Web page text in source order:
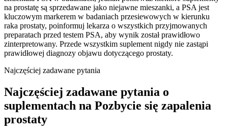
na prostatę są sprzedawane jako niejawne mieszanki, a PSA jest
kluczowym markerem w badaniach przesiewowych w kierunku
raka prostaty, poinformuj lekarza o wszystkich przyjmowanych
preparatach przed testem PSA, aby wynik został prawidłowo
zinterpretowany. Przede wszystkim suplement nigdy nie zastąpi
prawidłowej diagnozy objawu dotyczącego prostaty.
Najczęściej zadawane pytania
Najczęściej zadawane pytania o
suplementach na Pozbycie się zapalenia
prostaty